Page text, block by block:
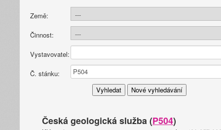
Země:
Činnost:
Vystavovatel:
Č. stánku:
Česká geologická služba (P504)